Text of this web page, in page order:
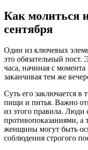
Как молиться
сентября
Один из ключевых
это обязательный пост.
часа, начиная с
заканчивая тем же
Суть его заключается в
пищи и питья. Важно
из этого правила.
противопоказаниями,
женщины могут быть
соблюдения строгого